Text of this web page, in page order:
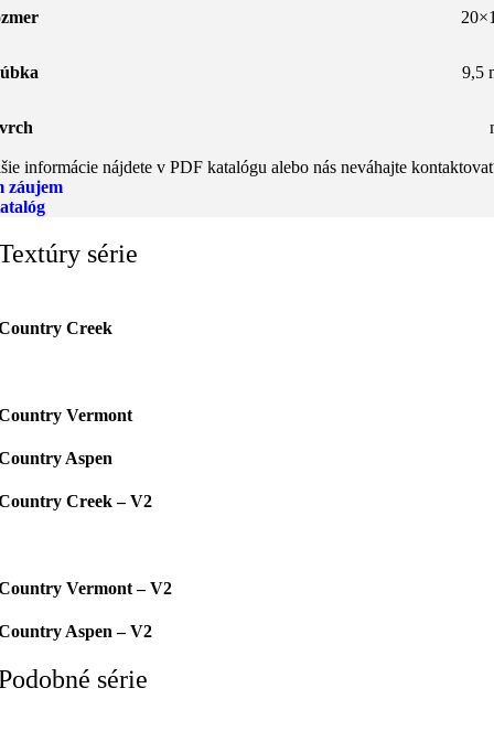
9,5
informácie nájdete v PDF katalógu alebo nás neváhajte
záujem
série
Creek
Vermont
Aspen
Creek – V2
Vermont – V2
Aspen – V2
série